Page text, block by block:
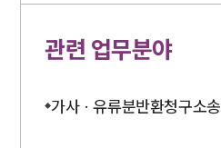
관련 업무분야
가사 · 유류분반환청구소송